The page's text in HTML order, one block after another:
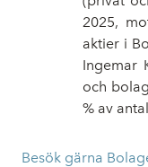
2025,
aktier i
Ingemar
och
% av
Besök gärna